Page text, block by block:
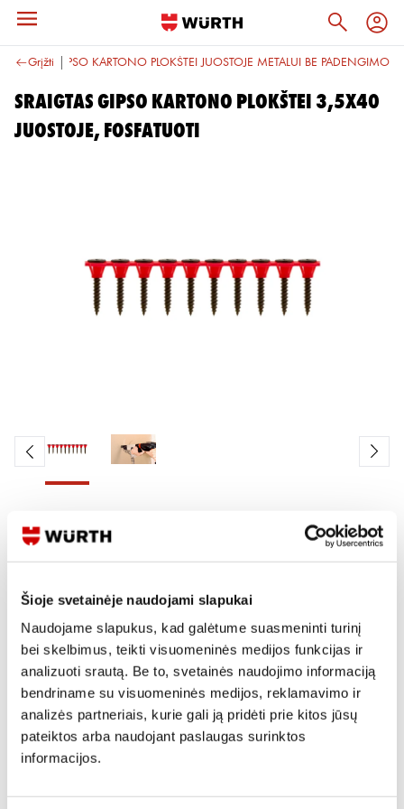
Šioje svetainėje naudojami slapukai
Naudojame slapukus, kad galėtume suasmeninti turinį
bei skelbimus, teikti visuomeninės medijos funkcijas ir
analizuoti srautą. Be to, svetainės naudojimo informaciją
bendriname su visuomeninės medijos, reklamavimo ir
analizės partneriais, kurie gali ją pridėti prie kitos jūsų
pateiktos arba naudojant paslaugas surinktos
informacijos.
Grįžti
SRAIGTAS GIPSO KARTONO PLOKŠTEI JUOSTOJE METALUI BE PADENGIMO
SRAIGTAS GIPSO KARTONO PLOKŠTEI 3,5X40
JUOSTOJE, FOSFATUOTI
Skaityti produkto aprašymą
Prisijungti / Registruotis
Rašyti užklausą
Reikia daugiau informacijos?